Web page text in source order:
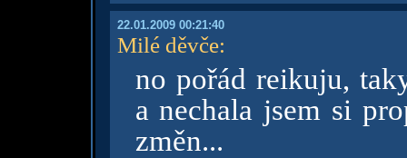
22.01.2009 00:21:40
Milé děvče:
no pořád reikuju,
a nechala jsem si
změn...